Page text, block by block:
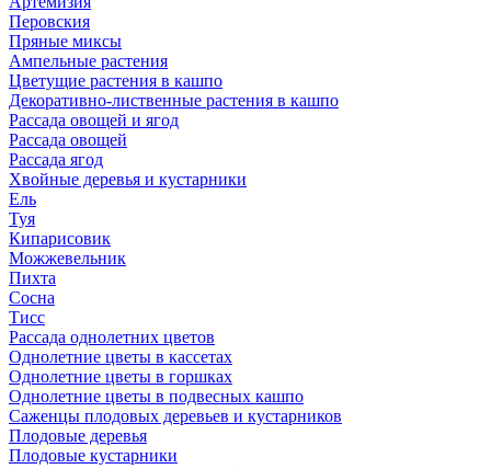
Перовския
Пряные миксы
Ампельные растения
Цветущие растения в кашпо
Декоративно-лиственные растения в кашпо
Рассада овощей и ягод
Рассада овощей
Рассада ягод
Хвойные деревья и кустарники
Ель
Туя
Кипарисовик
Можжевельник
Пихта
Сосна
Тисc
Рассада однолетних цветов
Однолетние цветы в кассетах
Однолетние цветы в горшках
Однолетние цветы в подвесных кашпо
Саженцы плодовых деревьев и кустарников
Плодовые деревья
Плодовые кустарники